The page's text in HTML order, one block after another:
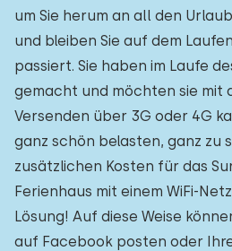
um Sie herum an all den
und bleiben Sie auf dem
passiert. Sie haben im Laufe
gemacht und möchten sie mit
Versenden über 3G oder 4G
ganz schön belasten, ganz zu
zusätzlichen Kosten für das
Ferienhaus mit einem WiFi-
Lösung! Auf diese Weise
auf Facebook posten oder